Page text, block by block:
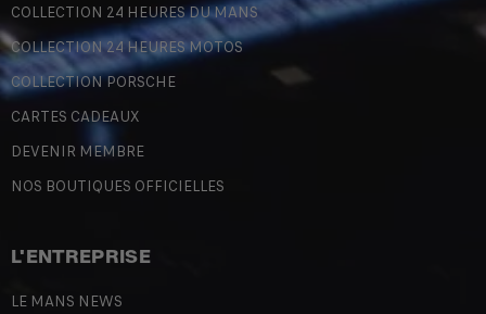
COLLECTION 24 HEURES DU MANS
COLLECTION 24 HEURES MOTOS
COLLECTION PORSCHE
CARTES CADEAUX
DEVENIR MEMBRE
NOS BOUTIQUES OFFICIELLES
L'ENTREPRISE
LE MANS NEWS